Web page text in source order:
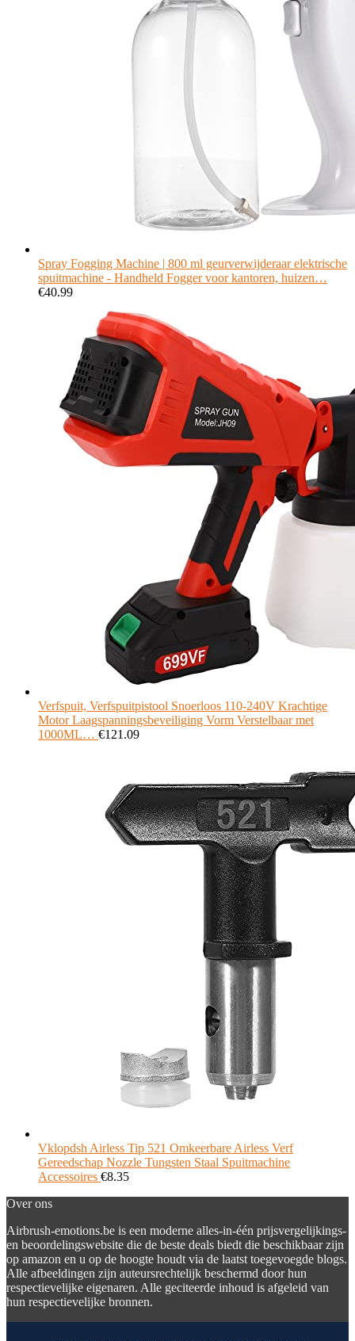
Spray Fogging Machine | 800 ml geurverwijderaar elektrische
spuitmachine - Handheld Fogger voor kantoren, huizen…
€40.99
Verfspuit, Verfspuitpistool Snoerloos 110-240V Krachtige
Motor Laagspanningsbeveiliging Vorm Verstelbaar met
1000ML… €121.09
Vklopdsh Airless Tip 521 Omkeerbare Airless Verf
Gereedschap Nozzle Tungsten Staal Spuitmachine
Accessoires €8.35
Over ons
Airbrush-emotions.be is een moderne alles-in-één prijsvergelijkings-
en beoordelingswebsite die de beste deals biedt die beschikbaar zijn
op amazon en u op de hoogte houdt via de laatst toegevoegde blogs.
Alle afbeeldingen zijn auteursrechtelijk beschermd door hun
respectievelijke eigenaren. Alle geciteerde inhoud is afgeleid van
hun respectievelijke bronnen.